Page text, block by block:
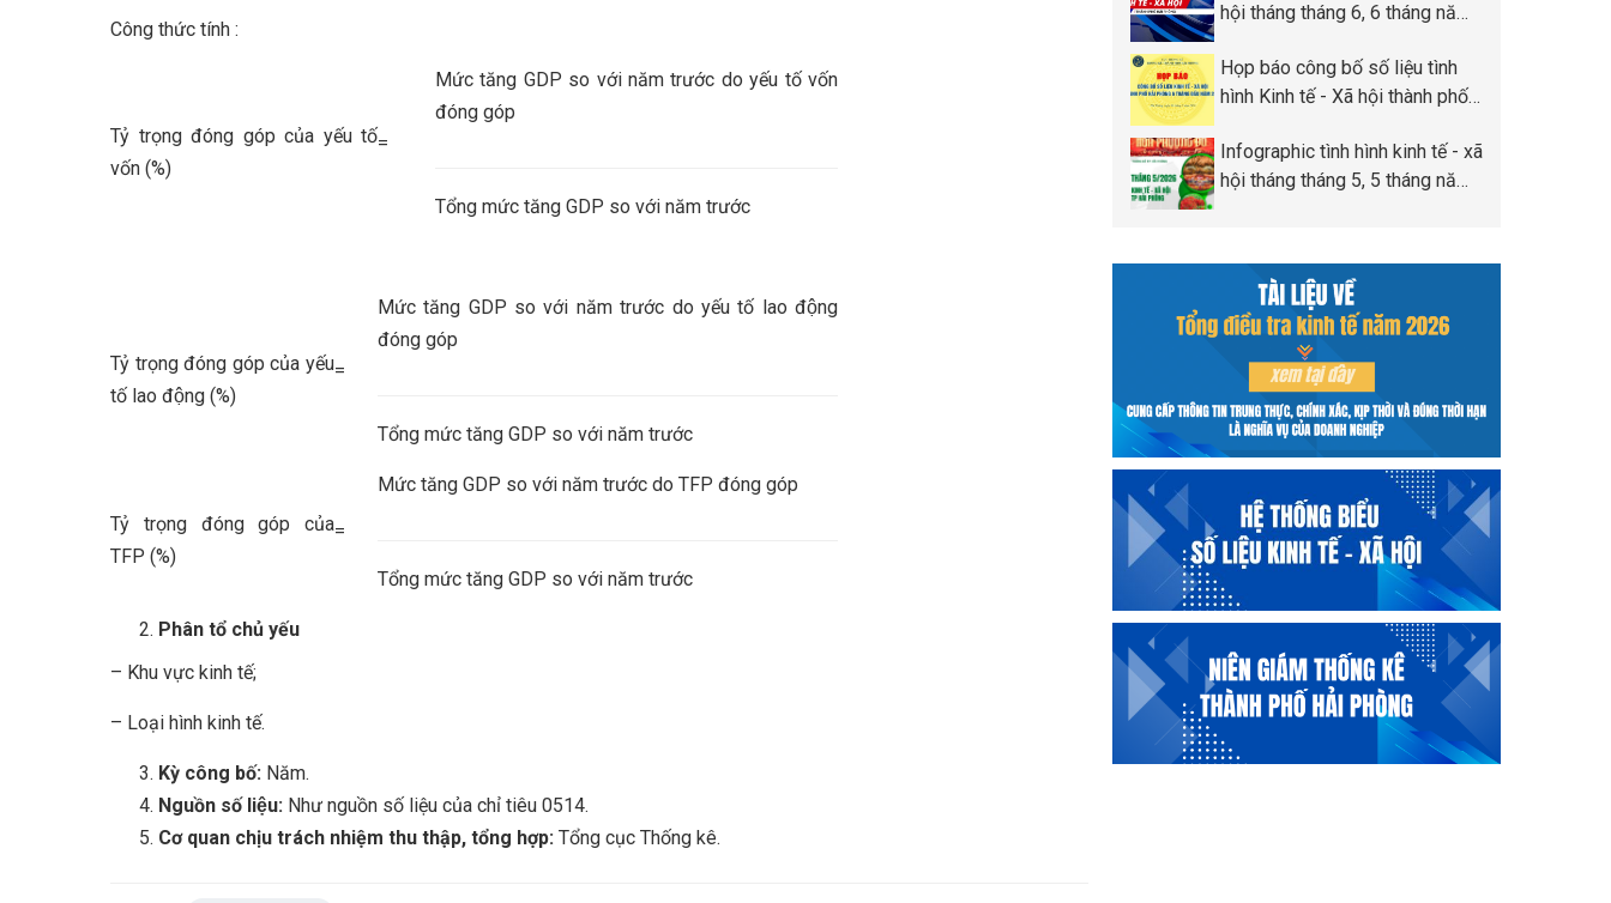
Công thức tính :
Tỷ trọng đóng góp của yếu tố
vốn (%)
=
Mức tăng GDP so với năm trước do yếu tố vốn
đóng góp
Tổng mức tăng GDP so với năm trước
Tỷ trọng đóng góp của yếu
tố lao động (%)
=
Mức tăng GDP so với năm trước do yếu tố lao động
đóng góp
Tổng mức tăng GDP so với năm trước
Tỷ trọng đóng góp của
TFP (%)
=
Mức tăng GDP so với năm trước do TFP đóng góp
Tổng mức tăng GDP so với năm trước
Phân tổ chủ yếu
– Khu vực kinh tế;
– Loại hình kinh tế.
Kỳ công bố: Năm.
Nguồn số liệu: Như nguồn số liệu của chỉ tiêu 0514.
Cơ quan chịu trách nhiệm thu thập, tổng hợp: Tổng cục Thống kê.
hội tháng tháng 6, 6 tháng năm
Họp báo công bố số liệu tình
hình Kinh tế - Xã hội thành phố
2026
Infographic tình hình kinh tế - xã
hội tháng tháng 5, 5 tháng năm